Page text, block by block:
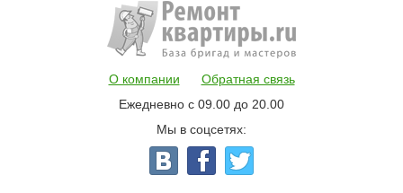
О компании
Обратная связь
Ежедневно с 09.00 до 20.00
Мы в соцсетях: